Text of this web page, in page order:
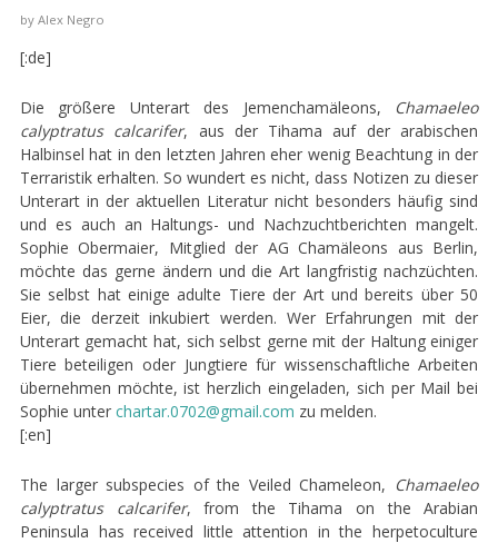
by Alex Negro
[:de]
Die größere Unterart des Jemenchamäleons,
Chamaeleo
calyptratus calcarifer, aus der Tihama auf der arabischen
Halbinsel hat in den letzten Jahren eher wenig Beachtung in der
Terraristik erhalten. So wundert es nicht, dass Notizen zu dieser
Unterart in der aktuellen Literatur nicht besonders häufig sind
und es auch an Haltungs- und Nachzuchtberichten mangelt.
Sophie Obermaier, Mitglied der AG Chamäleons aus Berlin,
möchte das gerne ändern und die Art langfristig nachzüchten.
Sie selbst hat einige adulte Tiere der Art und bereits über 50
Eier, die derzeit inkubiert werden. Wer Erfahrungen mit der
Unterart gemacht hat, sich selbst gerne mit der Haltung einiger
Tiere beteiligen oder Jungtiere für wissenschaftliche Arbeiten
übernehmen möchte, ist herzlich eingeladen, sich per Mail bei
Sophie unter chartar.0702@gmail.com zu melden.
[:en]
The larger subspecies of the Veiled Chameleon, Chamaeleo
calyptratus calcarifer, from the Tihama on the Arabian
Peninsula has received little attention in the herpetoculture